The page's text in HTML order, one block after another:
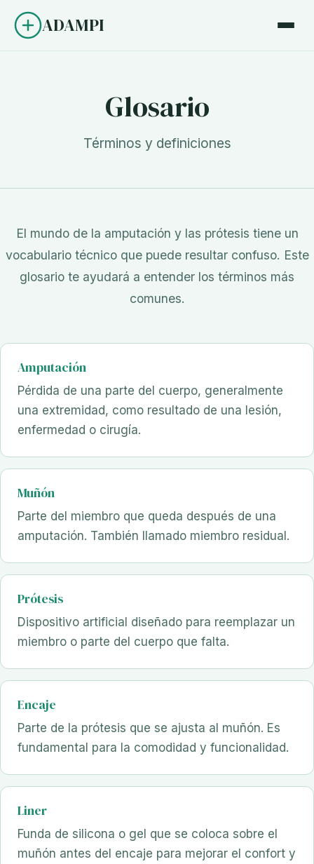
ADAMPI
Glosario
Términos y definiciones
El mundo de la amputación y las prótesis tiene un
vocabulario técnico que puede resultar confuso. Este
glosario te ayudará a entender los términos más
comunes.
Amputación
Pérdida de una parte del cuerpo, generalmente
una extremidad, como resultado de una lesión,
enfermedad o cirugía.
Muñón
Parte del miembro que queda después de una
amputación. También llamado miembro residual.
Prótesis
Dispositivo artificial diseñado para reemplazar un
miembro o parte del cuerpo que falta.
Encaje
Parte de la prótesis que se ajusta al muñón. Es
fundamental para la comodidad y funcionalidad.
Liner
Funda de silicona o gel que se coloca sobre el
muñón antes del encaje para mejorar el confort y